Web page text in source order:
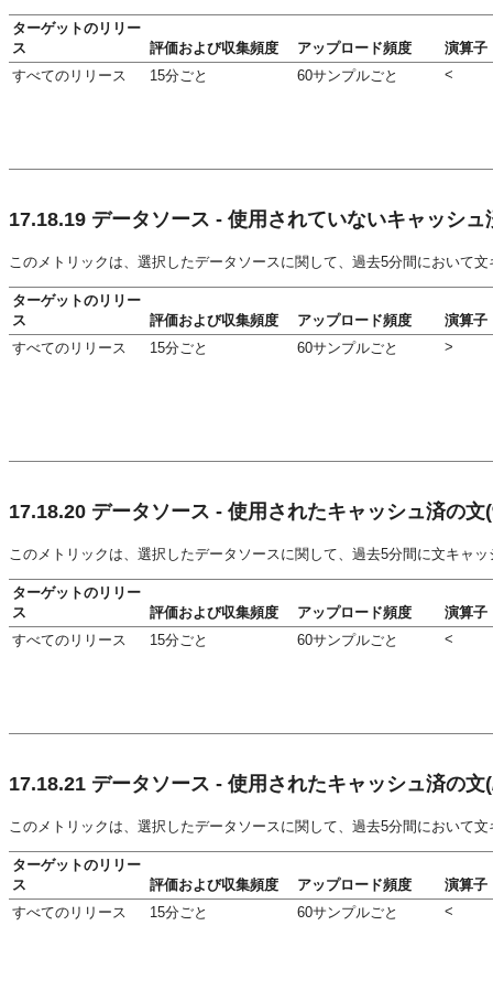
ターゲットのリリー
ス
評価および収集頻度 アップロード頻度
演算子
すべてのリリース
15分ごと 60サンプルごと <
17.18.19 データソース - 使用されていないキャッシュ
このメトリックは、選択したデータソースに関して、過去5分間において
ターゲットのリリー
ス
評価および収集頻度 アップロード頻度
演算子
すべてのリリース
15分ごと 60サンプルごと >
17.18.20 データソース - 使用されたキャッシュ済の文
このメトリックは、選択したデータソースに関して、過去5分間に文キャ
ターゲットのリリー
ス
評価および収集頻度 アップロード頻度
演算子
すべてのリリース
15分ごと 60サンプルごと <
17.18.21 データソース - 使用されたキャッシュ済の文
このメトリックは、選択したデータソースに関して、過去5分間において
ターゲットのリリー
ス
評価および収集頻度 アップロード頻度
演算子
すべてのリリース
15分ごと 60サンプルごと <